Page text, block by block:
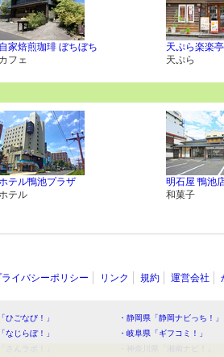
自家焙煎珈琲 ぼちぼち
カフェ
天ぷら楽楽亭
天ぷら
ホテル鴨池プラザ
ホテル
明石屋 鴨池
和菓子
ライバシーポリシー リンク 規約 運営会社
ひごなび！」 ・静岡県「静岡ナビっち！」
なじらぼ！」 ・岐阜県「ギフコミ！」